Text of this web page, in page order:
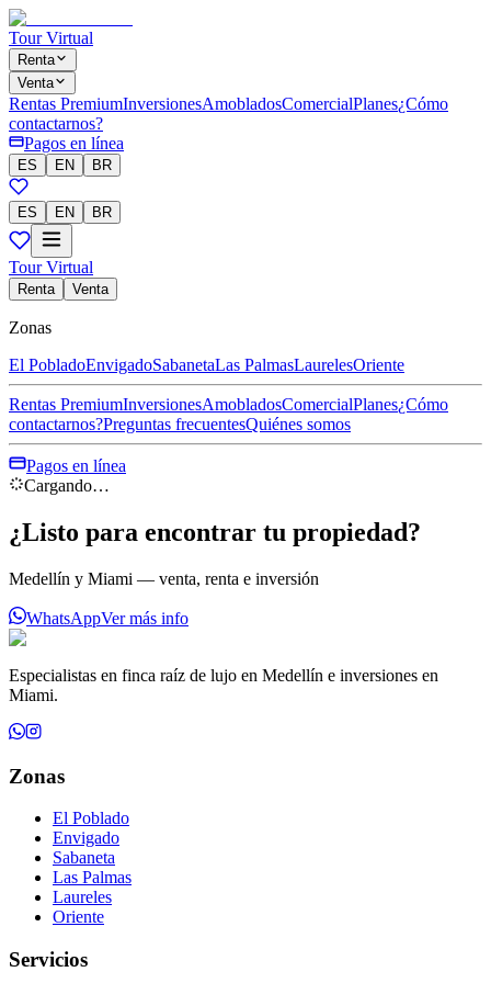
Tour Virtual
Renta
Venta
Rentas PremiumInversionesAmobladosComercialPlanes¿Cómo
contactarnos?
Pagos en línea
ES EN BR
ES EN BR
Tour Virtual
Renta Venta
Zonas
El PobladoEnvigadoSabanetaLas PalmasLaurelesOriente
Rentas PremiumInversionesAmobladosComercialPlanes¿Cómo
contactarnos?Preguntas frecuentesQuiénes somos
Pagos en línea
Cargando…
¿Listo para encontrar tu propiedad?
Medellín y Miami — venta, renta e inversión
WhatsAppVer más info
Especialistas en finca raíz de lujo en Medellín e inversiones en
Miami.
Zonas
El Poblado
Envigado
Sabaneta
Las Palmas
Laureles
Oriente
Servicios